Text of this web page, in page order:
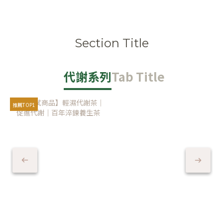
Section Title
代謝系列Tab Title
推薦TOP1